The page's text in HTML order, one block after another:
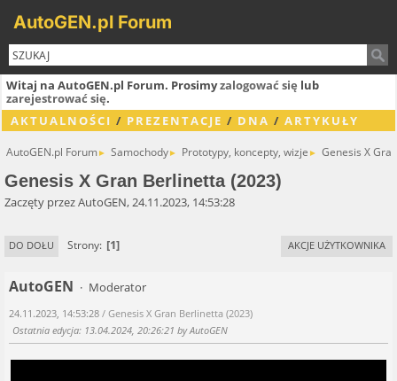
AutoGEN.pl Forum
Witaj na AutoGEN.pl Forum. Prosimyzalogować się lub
zarejestrować się.
AKTUALNOŚCI / PREZENTACJE / DNA / ARTYKUŁY
AutoGEN.pl Forum► Samochody► Prototypy, koncepty, wizje ► Genesis X
Genesis X Gran Berlinetta (2023)
Zaczęty przez AutoGEN, 24.11.2023, 14:53:28
DO DOŁU Strony 1 AKCJE UŻYTKOWNIKA
AutoGEN Moderator
24.11.2023, 14:53:28 / Genesis X Gran Berlinetta (2023)
Ostatnia edycja: 13.04.2024, 20:26:21 by AutoGEN